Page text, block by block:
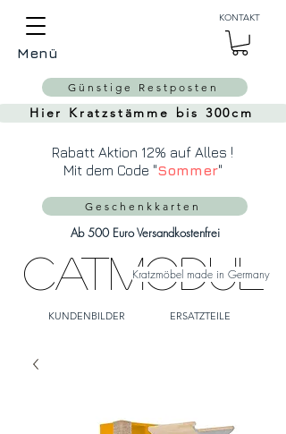
CatModul
Kratzmöbel made in Germany
Menü
KONTAKT
KUNDENBILDER ERSATZTEILE
Ab 500 Euro Versandkostenfrei
Hier Kratzstämme bis 300cm
Geschenkkarten
Günstige Restposten
Rabatt Aktion 12% auf Alles !
Mit dem Code "Sommer"